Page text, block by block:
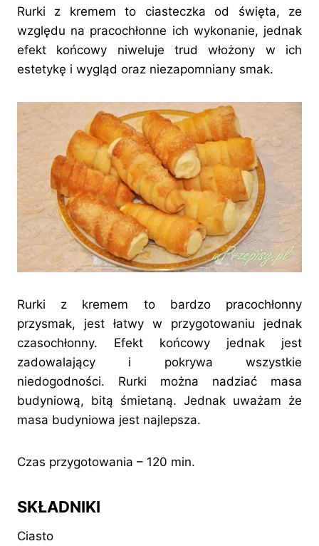
Rurki z kremem to ciasteczka od święta, ze
względu na pracochłonne ich wykonanie, jednak
efekt końcowy niweluje trud włożony w ich
estetykę i wygląd oraz niezapomniany smak.
Rurki z kremem to bardzo pracochłonny
przysmak, jest łatwy w przygotowaniu jednak
czasochłonny. Efekt końcowy jednak jest
zadowalający i pokrywa wszystkie
niedogodności. Rurki można nadziać masa
budyniową, bitą śmietaną. Jednak uważam że
masa budyniowa jest najlepsza.
Czas przygotowania – 120 min.
SKŁADNIKI
Ciasto